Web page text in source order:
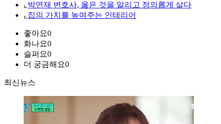
⌞ 박연재 변호사, 옳은 것을 알리고 정의롭게 살다
⌞ 집의 가치를 높여주는 인테리어
좋아요0
화나요0
슬퍼요0
더 궁금해요0
최신뉴스